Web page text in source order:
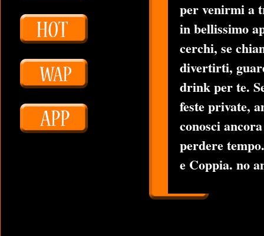
per venirmi a
in bellissimo
cerchi, se
divertirti,
drink per te.
feste private,
conosci
perdere
e Coppia. no